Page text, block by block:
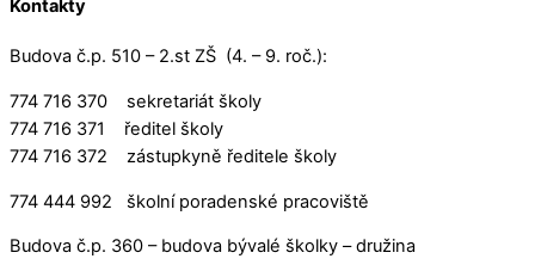
Kontakty
Budova č.p. 510 – 2.st ZŠ (4. – 9. roč.):
774 716 370 sekretariát školy
774 716 371 ředitel školy
774 716 372 zástupkyně ředitele školy
774 444 992 školní poradenské pracoviště
Budova č.p. 360 – budova bývalé školky – družina